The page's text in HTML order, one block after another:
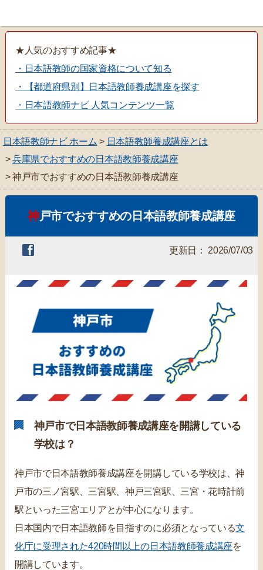
★人気のおすすめ記事★
・日本語教師の国家資格について知る
・【都道府県別】日本語教師養成講座を探す
・日本語教師ナビ 人気コンテンツ一覧
日本語教師ナビ ホーム > 日本語教師養成講座とは
>兵庫県でおすすめの日本語教師養成講座
> 神戸市でおすすめの日本語教師養成講座
神戸市でおすすめの日本語教師養成講座
更新日： 2026/07/03
神戸市で日本語教師養成講座を開講している
学校は？
神戸市で日本語教師養成講座を開講している学校は、神
戸市の三ノ宮駅、三宮駅、神戸三宮駅、三宮・花時計前
駅といった三宮エリアとが中心になります。
日本国内で日本語教師を目指すのに必須となっている文
化庁に受理された420時間以上の日本語教師養成講座を
開講しています。